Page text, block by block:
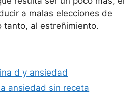
a malas elecciones de
tanto, al estreñimiento.
d y ansiedad
ansiedad sin receta